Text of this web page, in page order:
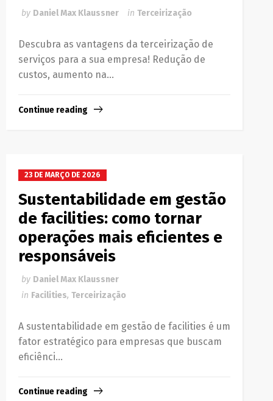
by Daniel Max Klaussner in Terceirização
Descubra as vantagens da terceirização de
serviços para a sua empresa! Redução de
custos, aumento na...
Continue reading
23 DE MARÇO DE 2026
Sustentabilidade em gestão
de facilities: como tornar
operações mais eficientes e
responsáveis
by Daniel Max Klaussner
in Facilities, Terceirização
A sustentabilidade em gestão de facilities é um
fator estratégico para empresas que buscam
eficiênci...
Continue reading